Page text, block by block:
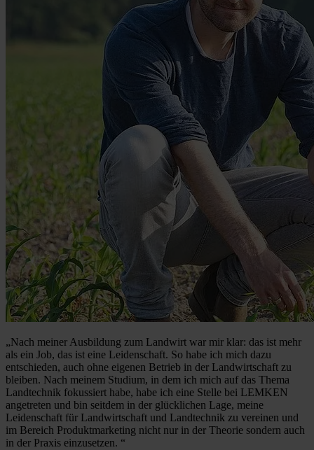
„Nach meiner Ausbildung zum Landwirt war mir klar: das ist mehr
als ein Job, das ist eine Leidenschaft. So habe ich mich dazu
entschieden, auch ohne eigenen Betrieb in der Landwirtschaft zu
bleiben. Nach meinem Studium, in dem ich mich auf das Thema
Landtechnik fokussiert habe, habe ich eine Stelle bei LEMKEN
angetreten und bin seitdem in der glücklichen Lage, meine
Leidenschaft für Landwirtschaft und Landtechnik zu vereinen und
im Bereich Produktmarketing nicht nur in der Theorie sondern auch
in der Praxis einzusetzen. “